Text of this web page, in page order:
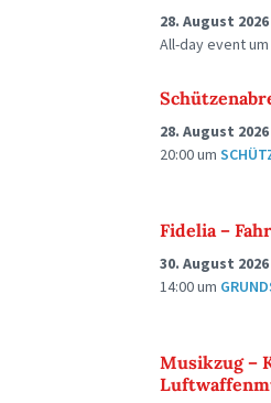
28. August 2026
All-day eventum
28. August 2026
20:00um
Fidelia –
30. August 2026
14:00um
Musikzug –